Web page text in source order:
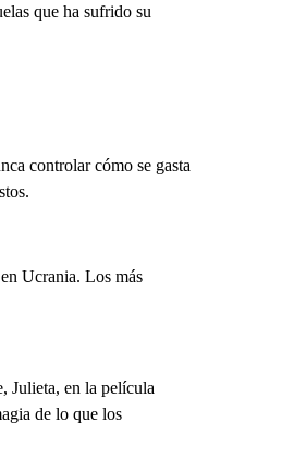
que ha sufrido su
controlar cómo se gasta
Ucrania. Los más
Julieta, en la película
de lo que los